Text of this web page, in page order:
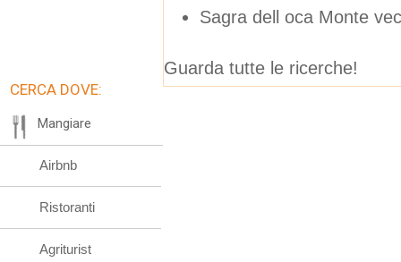
Sagra dell oca Monte
Guarda tutte le ricerche!
CERCA DOVE:
Mangiare
Airbnb
Ristoranti
Agriturist